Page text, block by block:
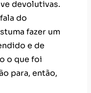
devolutivas.
do
fazer um
e de
o que foi
para, então,